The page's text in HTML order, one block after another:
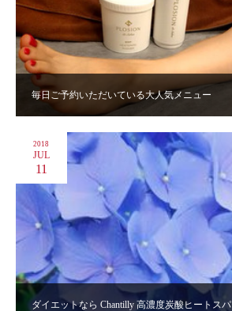
毎日ご予約いただいている大人気メニュー
ダイエットなら Chantilly 高濃度炭酸ヒートスパ
2018
JUL
11